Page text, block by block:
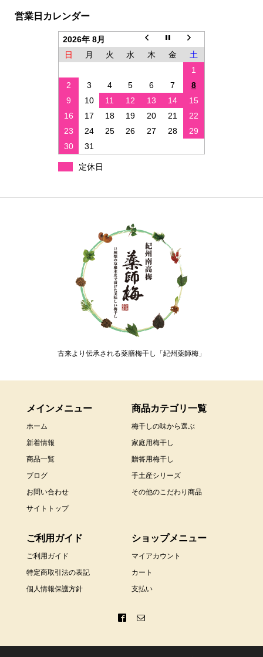
営業日カレンダー
2026年 8月
日
月 火 水 木 金
土
1
2
3 4 5 6 7
8
9
10 11 12 13 14
15
16
17 18 19 20 21
22
23
24 25 26 27 28
29
30
31
定休日
古来より伝承される薬膳梅干し「紀州薬師梅」
メインメニュー
ホーム
新着情報
商品一覧
ブログ
お問い合わせ
サイトトップ
商品カテゴリ一覧
梅干しの味から選ぶ
家庭用梅干し
贈答用梅干し
手土産シリーズ
その他のこだわり商品
ご利用ガイド
ご利用ガイド
特定商取引法の表記
個人情報保護方針
ショップメニュー
マイアカウント
カート
支払い